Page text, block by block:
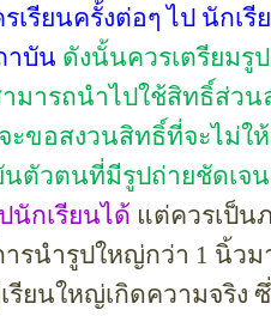
เรียนครั้งต่อๆ ไป นักเ
าบัน ดังนั้นควรเตรียมรู
มารถนำไปใช้สิทธิ์ส่วน
ะขอสงวนสิทธิ์ที่จะไม่ใ
นตัวตนที่มีรูปถ่ายชัดเจน
นักเรียนได้ แต่ควรเป็น
รนำรูปใหญ่กว่า 1 นิ้วม
รียนใหญ่เกิดความจริง